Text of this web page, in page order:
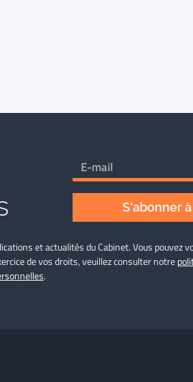
S'abonner
et actualités du Cabinet. Vous pouvez
de vos droits, veuillez consulter notre
.